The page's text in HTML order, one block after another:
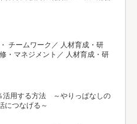
チームワーク／ 人材育成・研
・マネジメント／ 人材育成・研
活用する方法 ～やりっぱなしの
につなげる～